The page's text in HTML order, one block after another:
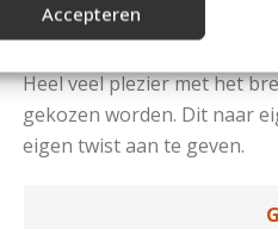
Accepteren
Klik voor het volledige
Heel veel plezier met het
gekozen worden. Dit naar
eigen twist aan te geven.